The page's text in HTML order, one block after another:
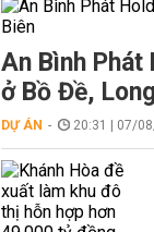
An Bình Phát
ở Bồ Đề,
DỰ ÁN 20:31 | 07/